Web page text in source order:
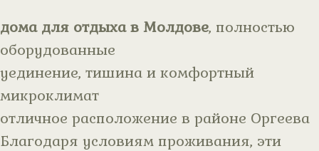
дома для отдыха в Молдове, полностью
оборудованные
уединение, тишина и комфортный
микроклимат
отличное расположение в районе Оргеева
Благодаря условиям проживания, эти